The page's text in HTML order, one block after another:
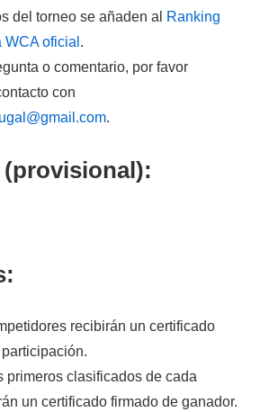
del torneo se añaden al
Ranking
oficial .
o comentario, por favor
con
.
recibirán un certificado
.
primeros clasificados de cada
un certificado firmado de ganador.